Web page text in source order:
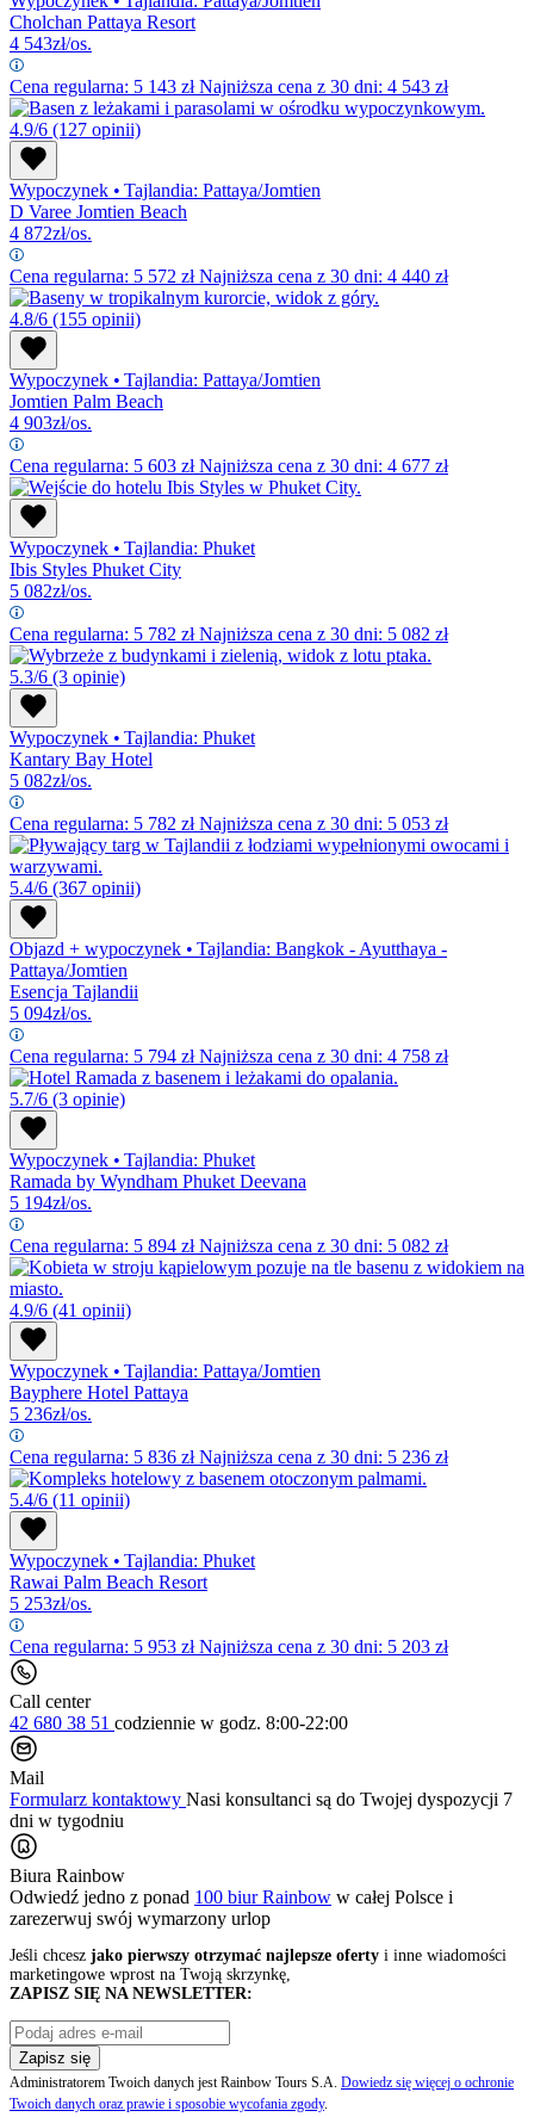
Cholchan Pattaya Resort
4 543zł/os.
Cena regularna: 5 143 złNajniższa cena z 30 dni: 4 543 zł
4.9/6 (127 opinii)
Wypoczynek • Tajlandia: Pattaya/Jomtien
D Varee Jomtien Beach
4 872zł/os.
Cena regularna: 5 572 złNajniższa cena z 30 dni: 4 440 zł
4.8/6 (155 opinii)
Wypoczynek • Tajlandia: Pattaya/Jomtien
Jomtien Palm Beach
4 903zł/os.
Cena regularna: 5 603 złNajniższa cena z 30 dni: 4 677 zł
Wypoczynek • Tajlandia: Phuket
Ibis Styles Phuket City
5 082zł/os.
Cena regularna: 5 782 złNajniższa cena z 30 dni: 5 082 zł
5.3/6 (3 opinie)
Wypoczynek • Tajlandia: Phuket
Kantary Bay Hotel
5 082zł/os.
Cena regularna: 5 782 złNajniższa cena z 30 dni: 5 053 zł
5.4/6 (367 opinii)
Objazd + wypoczynek • Tajlandia: Bangkok - Ayutthaya -
Pattaya/Jomtien
Esencja Tajlandii
5 094zł/os.
Cena regularna: 5 794 złNajniższa cena z 30 dni: 4 758 zł
5.7/6 (3 opinie)
Wypoczynek • Tajlandia: Phuket
Ramada by Wyndham Phuket Deevana
5 194zł/os.
Cena regularna: 5 894 złNajniższa cena z 30 dni: 5 082 zł
4.9/6 (41 opinii)
Wypoczynek • Tajlandia: Pattaya/Jomtien
Bayphere Hotel Pattaya
5 236zł/os.
Cena regularna: 5 836 złNajniższa cena z 30 dni: 5 236 zł
5.4/6 (11 opinii)
Wypoczynek • Tajlandia: Phuket
Rawai Palm Beach Resort
5 253zł/os.
Cena regularna: 5 953 złNajniższa cena z 30 dni: 5 203 zł
Call center
42 680 38 51 codziennie w godz. 8:00-22:00
Mail
Formularz kontaktowy Nasi konsultanci są do Twojej dyspozycji 7
dni w tygodniu
Biura Rainbow
Odwiedź jedno z ponad 100 biur Rainbow w całej Polsce i
zarezerwuj swój wymarzony urlop
Jeśli chcesz jako pierwszy otrzymać najlepsze oferty i inne wiadomości
marketingowe wprost na Twoją skrzynkę,
ZAPISZ SIĘ NA NEWSLETTER:
Zapisz się
Administratorem Twoich danych jest Rainbow Tours S.A. Dowiedz się więcej o ochronie
Twoich danych oraz prawie i sposobie wycofania zgody.